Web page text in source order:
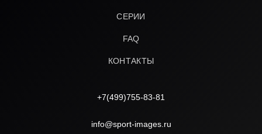
СЕРИИ
FAQ
КОНТАКТЫ
+7(499)755-83-81
info@sport-images.ru